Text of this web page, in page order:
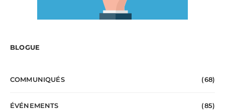
BLOGUE
COMMUNIQUÉS (68)
ÉVÉNEMENTS (85)